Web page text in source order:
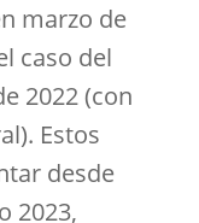
marzo de
caso del
2022 (con
Estos
desde
2023,